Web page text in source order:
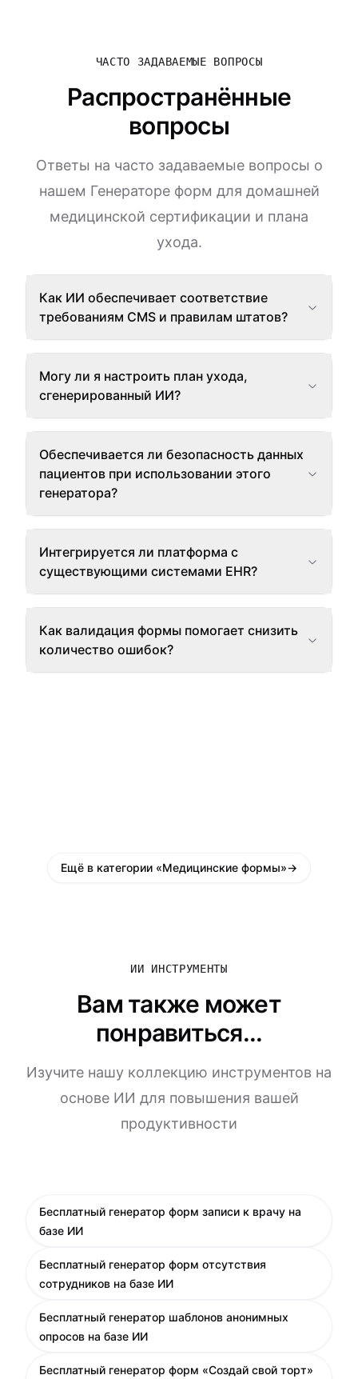
ЧАСТО ЗАДАВАЕМЫЕ ВОПРОСЫ
Распространённые
вопросы
Ответы на часто задаваемые вопросы о
нашем Генераторе форм для домашней
медицинской сертификации и плана
ухода.
Как ИИ обеспечивает соответствие
требованиям CMS и правилам штатов?
Могу ли я настроить план ухода,
сгенерированный ИИ?
Обеспечивается ли безопасность данных
пациентов при использовании этого
генератора?
Интегрируется ли платформа с
существующими системами EHR?
Как валидация формы помогает снизить
количество ошибок?
Ещё в категории «Медицинские формы»→
ИИ ИНСТРУМЕНТЫ
Вам также может
понравиться...
Изучите нашу коллекцию инструментов на
основе ИИ для повышения вашей
продуктивности
Бесплатный генератор форм записи к врачу на
базе ИИ
Бесплатный генератор форм отсутствия
сотрудников на базе ИИ
Бесплатный генератор шаблонов анонимных
опросов на базе ИИ
Бесплатный генератор форм «Создай свой торт»